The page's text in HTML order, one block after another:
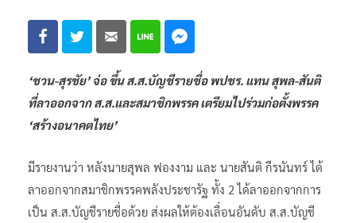
‘ชวน-สุรชัย’ จ่อ ขึ้น ส.ส.บัญชีรายชื่อ พปชร. แทน สุพล-สันติ
ที่ลาออกจาก ส.ส.และสมาชิกพรรค เตรียมไปร่วมก่อตั้งพรรค
‘สร้างอนาคตไทย’
มีรายงานว่า หลังนายสุพล ฟองงาม และ นายสันติ กีรนันทร์ ได้
ลาออกจากสมาชิกพรรคพลังประชารัฐ ทั้ง 2 ได้ลาออกจากการ
เป็น ส.ส.บัญชีรายชื่อด้วย ส่งผลให้ต้องเลื่อนอันดับ ส.ส.บัญชี